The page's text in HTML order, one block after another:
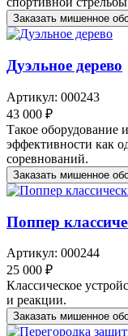
Заказать мишенное
Дуэльное дерево
Артикул: 000243
43 000 ₽
Такое оборудование
эффективности как
соревнований.
Заказать мишенное
Поппер
Артикул: 000244
25 000 ₽
Классическое
и реакции.
Заказать мишенное